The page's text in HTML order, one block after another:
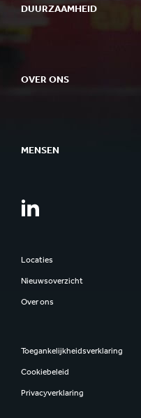
DUURZAAMHEID
OVER ONS
MENSEN
Locaties
Nieuwsoverzicht
Over ons
Toegankelijkheidsverklaring
Cookiebeleid
Privacyverklaring